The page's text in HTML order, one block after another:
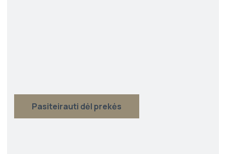
Pasiteirauti dėl prekės